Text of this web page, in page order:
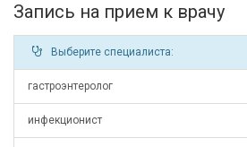
Запись на прием к врачу
Выберите специалиста:
гастроэнтеролог
инфекционист